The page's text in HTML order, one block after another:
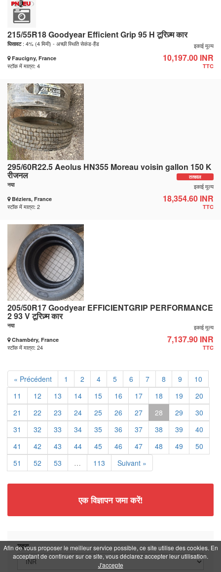
215/55R18 Goodyear Efficient Grip 95 H टूरिज़्म कार
घिसावट: 4% (4 मिमी) - अच्छी स्थिति सेकंड-हैंड
Faucigny, France
स्टॉक में मात्रा: 4
इकाई मूल्य
10,197.00 INR
TTC
295/60R22.5 Aeolus HN355 Moreau voisin gallon 150 K
रीजनल
नया
Béziers, France
स्टॉक में मात्रा: 2
तत्काल
इकाई मूल्य
18,354.60 INR
TTC
205/50R17 Goodyear EFFICIENTGRIP PERFORMANCE
2 93 V टूरिज़्म कार
नया
Chambéry, France
स्टॉक में मात्रा: 24
इकाई मूल्य
7,137.90 INR
TTC
« Précédent 1 2 4 5 6 7 8 9
10
11
12 13 14 15 16 17 18 19
20
21
22 23 24 25 26 27 28 29
30
31
32 33 34 35 36 37 38 39
40
41
42 43 44 45 46 47 48 49
50
51
52 53 … 113 Suivant »
एक विज्ञापन जमा करें!
मुद्रा
Afin de vous proposer le meilleur service possible, ce site utilise des cookies. En
acceptant de continuer sur ce site, vous déclarez accepter leur utilisation.
J'accepte